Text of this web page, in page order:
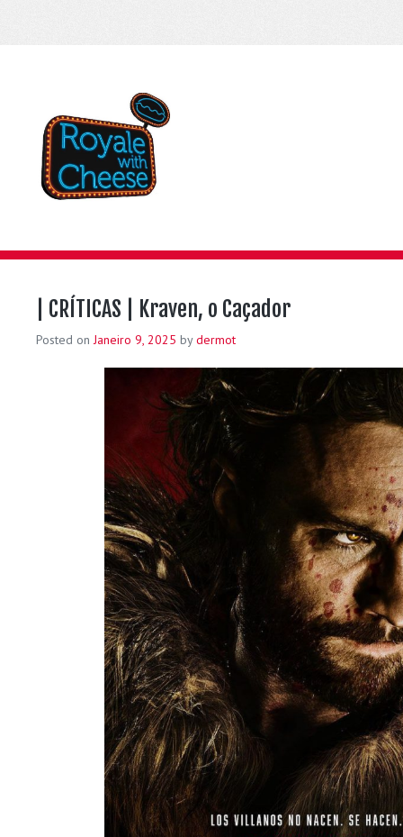
| CRÍTICAS | Kraven, o Caçador
Posted onJaneiro 9, 2025 bydermot